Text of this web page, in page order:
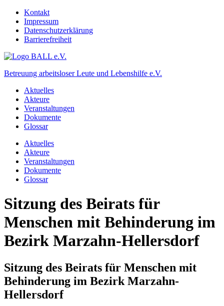
Kontakt
Impressum
Datenschutzerklärung
Barrierefreiheit
Betreuung arbeitsloser Leute und Lebenshilfe e.V.
Aktuelles
Akteure
Veranstaltungen
Dokumente
Glossar
Aktuelles
Akteure
Veranstaltungen
Dokumente
Glossar
Sitzung des Beirats für
Menschen mit Behinderung im
Bezirk Marzahn-Hellersdorf
Sitzung des Beirats für Menschen mit
Behinderung im Bezirk Marzahn-
Hellersdorf